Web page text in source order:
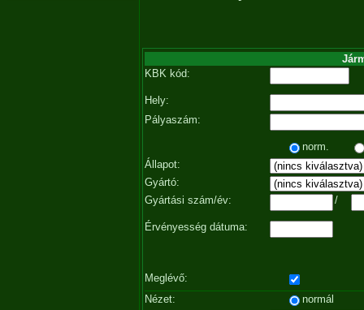
KBK kód:
Hely:
Pályaszám:
norm.
Állapot:
Gyártó:
Gyártási szám/év:
/
Érvényesség dátuma:
Meglévő:
Nézet:
normál